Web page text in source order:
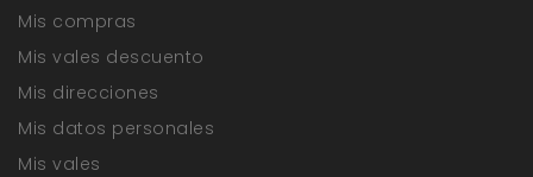
Mis compras
Mis vales descuento
Mis direcciones
Mis datos personales
Mis vales